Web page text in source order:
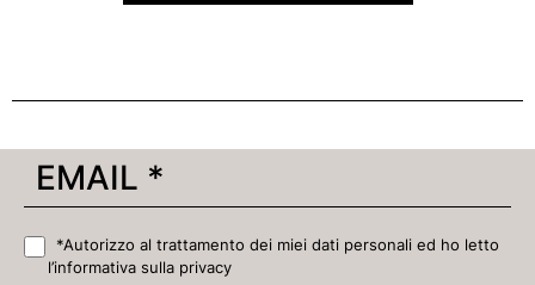
*Autorizzo al trattamento dei miei dati personali ed ho letto
l’informativa sulla privacy